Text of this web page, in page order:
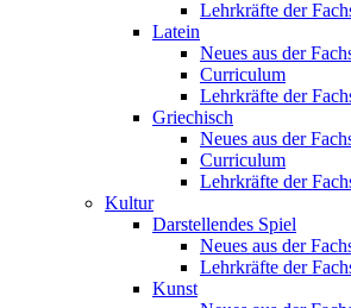
Lehrkräfte der
Latein
Neues aus der
Curriculum
Lehrkräfte der
Griechisch
Neues aus der
Curriculum
Lehrkräfte der
Kultur
Darstellendes Spiel
Neues aus der
Lehrkräfte der
Kunst